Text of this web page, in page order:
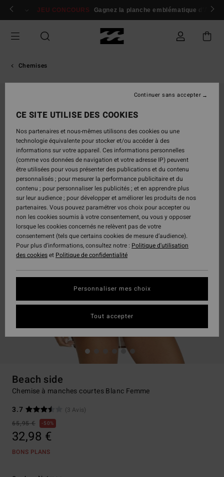
Passer
Se connecter / s'inscrire
JEU CONCOURS Gagnez la planche emblématique d'Andy
Chemises
Beach side
Chemise à manches courtes Blanc Femme
3.7
(3 Avis)
65,95 €
50%
32,98 €
BONS PLANS
CE SITE UTILISE DES COOKIES
Nos partenaires et nous-mêmes utilisons des cookies ou une
technologie équivalente pour stocker et/ou accéder à des
informations sur votre appareil. Ces informations personnelles
(comme vos données de navigation et votre adresse IP) peuvent
être utilisées pour vous présenter des publications et du contenu
personnalisés ; pour mesurer la performance publicitaire et du
contenu ; pour personnaliser les publicités ; et en apprendre plus
sur leur audience ; pour développer et améliorer les produits de nos
partenaires. Vous pouvez paramétrer vos choix pour accepter ou
non les cookies soumis à votre consentement, ou vous y opposer
lorsque les cookies concernés ne relèvent pas de votre
consentement (tels que certains cookies de mesure d’audience).
Pour plus d'informations, consultez notre : Politique d'utilisation
des cookieset Politique de confidentialité
Personnaliser mes choix
Continuer sans accepter
Tout accepter